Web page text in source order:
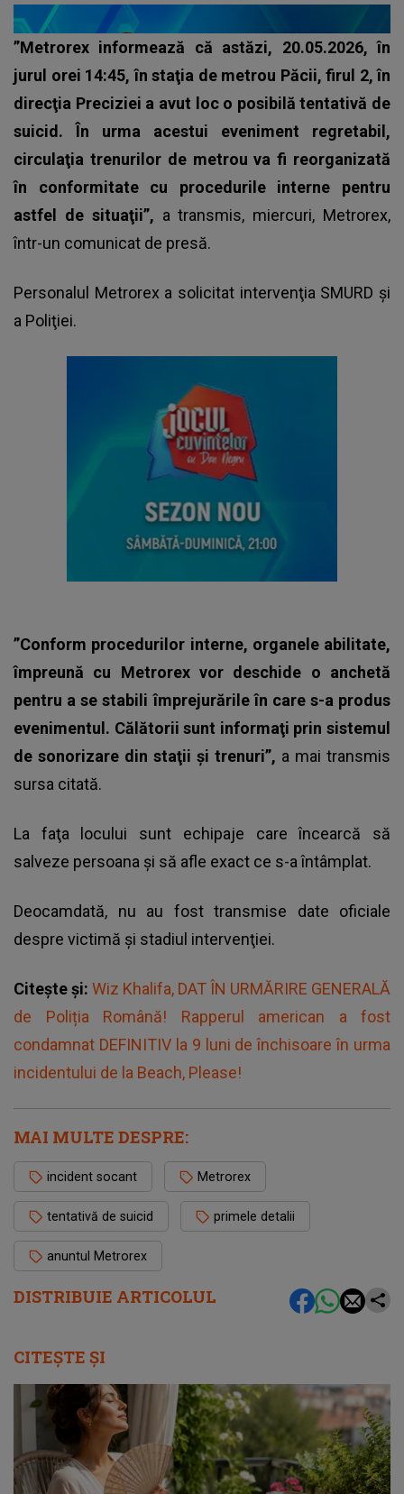
DISTRIBUIE ARTICOLUL
”Metrorex informează că astăzi, 20.05.2026, în
jurul orei 14:45, în staţia de metrou Păcii, firul 2, în
direcţia Preciziei a avut loc o posibilă tentativă de
suicid. În urma acestui eveniment regretabil,
circulaţia trenurilor de metrou va fi reorganizată
în conformitate cu procedurile interne pentru
astfel de situaţii”, a transmis, miercuri, Metrorex,
într-un comunicat de presă.
Personalul Metrorex a solicitat intervenţia SMURD şi
a Poliţiei.
”Conform procedurilor interne, organele abilitate,
împreună cu Metrorex vor deschide o anchetă
pentru a se stabili împrejurările în care s-a produs
evenimentul. Călătorii sunt informaţi prin sistemul
de sonorizare din staţii şi trenuri”, a mai transmis
sursa citată.
La faţa locului sunt echipaje care încearcă să
salveze persoana şi să afle exact ce s-a întâmplat.
Deocamdată, nu au fost transmise date oficiale
despre victimă şi stadiul intervenţiei.
Citește și: Wiz Khalifa, DAT ÎN URMĂRIRE GENERALĂ
de Poliția Română! Rapperul american a fost
condamnat DEFINITIV la 9 luni de închisoare în urma
incidentului de la Beach, Please!
MAI MULTE DESPRE:
incident socant Metrorex
tentativă de suicid primele detalii
anuntul Metrorex
CITEȘTE ȘI